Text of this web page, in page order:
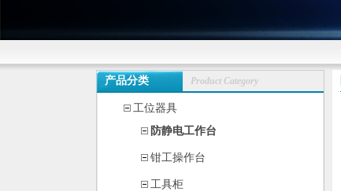
产品分类 Product Category
工位器具
防静电工作台
钳工操作台
工具柜